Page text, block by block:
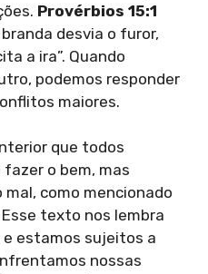
Provérbios 15:1
desvia o furor,
a ira”. Quando
podemos responder
maiores.
que todos
o bem, mas
como mencionado
Esse texto nos lembra
e estamos sujeitos a
nossas